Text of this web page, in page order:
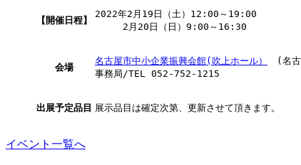
【開催日程】
2022年2月19日（土）12:00～19:00
2月20日（日）9:00～16:30
会場
名古屋市中小企業振興会館(吹上ホール）
(名古
事務局/TEL 052-752-1215
出展予定品目 展示品目は確定次第、更新させて頂きます。
イベント一覧へ